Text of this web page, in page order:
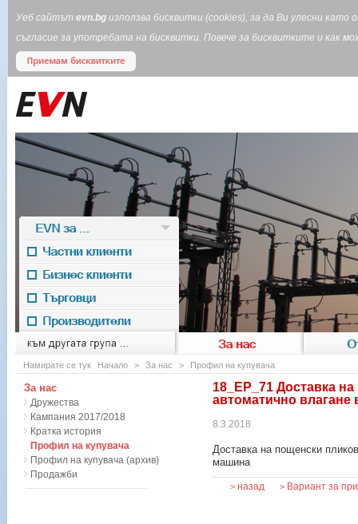
Уеб сайтът evn.bg използва бисквитки (cookies), за да Ви улесни
съгласие за употребата на бисквитки. Повече за бисквитките и
към другата група ... За нас
EVN for
EVN за ...
Частни клиенти
Бизнес клиенти
Търговци
Производители
Намирате се тук Начало > За нас > Профил на купувача
18_ЕР_71 Доставка
автоматично
8.3.2018
Доставка на пощенски
машина
> назад > Вариант за
За нас
Дружества
Кампания 2017/2018
Кратка история
Профил на купувача
Профил на купувача (архив)
Продажби